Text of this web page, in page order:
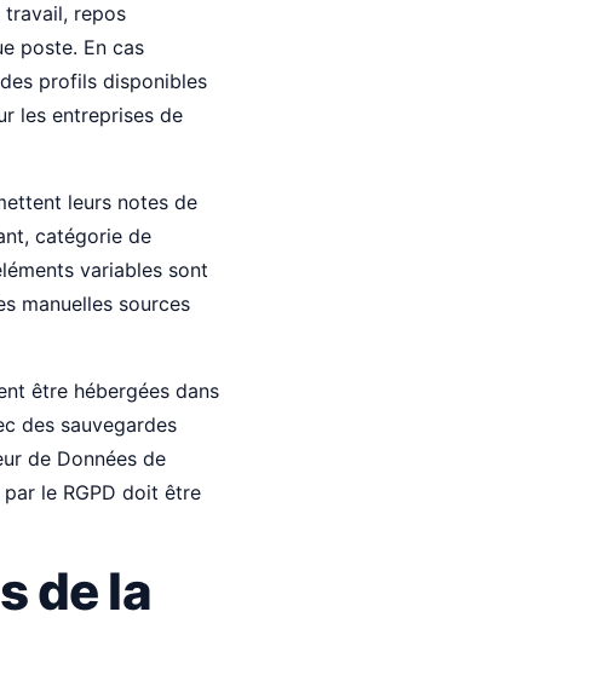
travail, repos
poste. En cas
des profils disponibles
les entreprises de
leurs notes de
catégorie de
variables sont
manuelles sources
être hébergées dans
des sauvegardes
de Données de
le RGPD doit être
de la